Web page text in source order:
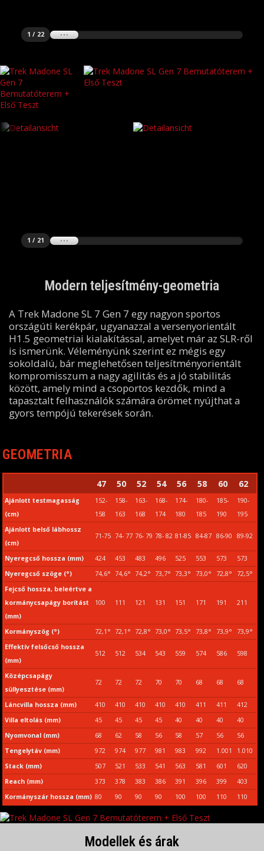
1 / 22
1 / 21
Modern teljesítmény-geometria
A Trek Madone SL 7 Gen 7 egy nagyon sportos
országúti kerékpár, ugyanazzal a versenyorientált
H1.5 geometriai kialakítással, amelyet már az SLR-ről
is ismerünk. Véleményünk szerint ez mégis egy
sokoldalú, bár meglehetősen teljesítményorientált
kompromisszum a nagy agilitás és a jó stabilitás
között, amely mind a csoportos kezdők, mind a
tapasztalt felhasználók számára örömet nyújthat a
gyors tempójú tekerések során.
GEOMETRIA
47 50 52 54 56 58 60 62
Ajánlott testmagasság
(cm)
152-
158
158-
163
163-
168
168-
174
174-
180
180-
185
185-
190
190-
195
Ajánlott belső lábhossz
(cm)
71-75 74- 77 76- 79 78- 82 81-85 84-87 86-90 89-92
Nyeregcső hossza (mm) 424 453 483 496 525 553 573
573
Nyeregcső szöge (°)
74,6° 74,6° 74,2° 73,7° 73,3° 73,0° 72,8°
72,5°
Fejcső hossza, beleértve a
kormánycsapágy borítást
(mm)
100 111 121 131 151 171 191 211
Kormányszög (°) 72,1° 72,1° 72,8° 73,0° 73,5° 73,8° 73,9°
73,9°
Effektív felsőcső hossza
(mm)
512 512 534 543 559 574 586 598
Középcsapágy
süllyesztése (mm)
72 72 72 70 70 68 68 68
Láncvilla hossza (mm) 410 410 410 410 410 411 411
412
Villa eltolás (mm)
45 45 45 45 40 40 40
40
Nyomvonal (mm)
68 62 58 56 58 57 56
56
Tengelytáv (mm)
972 974 977 981 983 992 1.001
1.010
Stack (mm)
507 521 533 541 563 581 601
620
Reach (mm)
373 378 383 386 391 396 399
403
Kormányszár hossza (mm) 80 90 90 90 100 100 110 110
Modellek és árak